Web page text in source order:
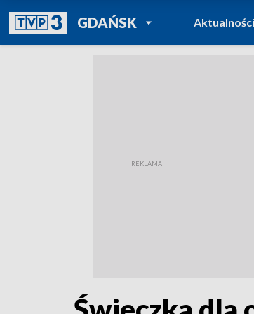
GDAŃSKPOWRÓT DO
TVP REGIONY
Aktualności